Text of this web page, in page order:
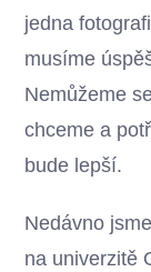
jedna
musíme
Nemůžeme
chceme a
bude lepší.
Nedávno
na univerzitě